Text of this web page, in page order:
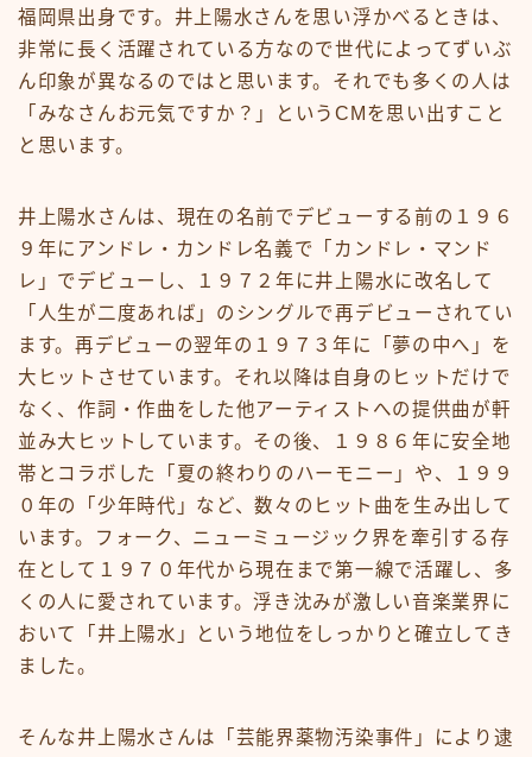
福岡県出身です。井上陽水さんを思い浮かべるときは、
非常に長く活躍されている方なので世代によってずいぶ
ん印象が異なるのではと思います。それでも多くの人は
「みなさんお元気ですか？」というCMを思い出すこと
と思います。
井上陽水さんは、現在の名前でデビューする前の１９６
９年にアンドレ・カンドレ名義で「カンドレ・マンド
レ」でデビューし、１９７２年に井上陽水に改名して
「人生が二度あれば」のシングルで再デビューされてい
ます。再デビューの翌年の１９７３年に「夢の中へ」を
大ヒットさせています。それ以降は自身のヒットだけで
なく、作詞・作曲をした他アーティストへの提供曲が軒
並み大ヒットしています。その後、１９８６年に安全地
帯とコラボした「夏の終わりのハーモニー」や、１９９
０年の「少年時代」など、数々のヒット曲を生み出して
います。フォーク、ニューミュージック界を牽引する存
在として１９７０年代から現在まで第一線で活躍し、多
くの人に愛されています。浮き沈みが激しい音楽業界に
おいて「井上陽水」という地位をしっかりと確立してき
ました。
そんな井上陽水さんは「芸能界薬物汚染事件」により逮